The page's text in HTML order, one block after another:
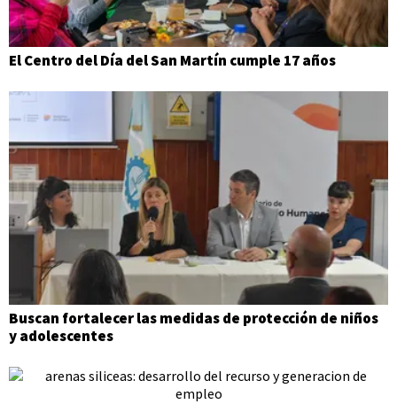
El Centro del Día del San Martín cumple 17 años
Buscan fortalecer las medidas de protección de niños
y adolescentes